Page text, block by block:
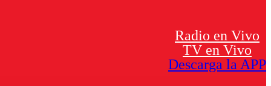
Radio en Vivo
TV en Vivo
Descarga la APP